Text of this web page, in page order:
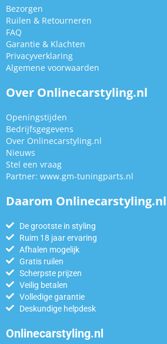
Bezorgen
Ruilen & Retourneren
FAQ
Garantie & Klachten
Privacyverklaring
Algemene voorwaarden
Over Onlinecarstyling.nl
Openingstijden
Bedrijfsgegevens
Over Onlinecarstyling.nl
Nieuws
Stel een vraag
Partner: www.gm-tuningparts.nl
Daarom Onlinecarstyling.nl
De grootste in styling
Ruim 18 jaar ervaring
Afhalen mogelijk
Gratis ruilen
Scherpste prijzen
Veilig betalen
Volledige garantie
Deskundige helpdesk
Onlinecarstyling.nl